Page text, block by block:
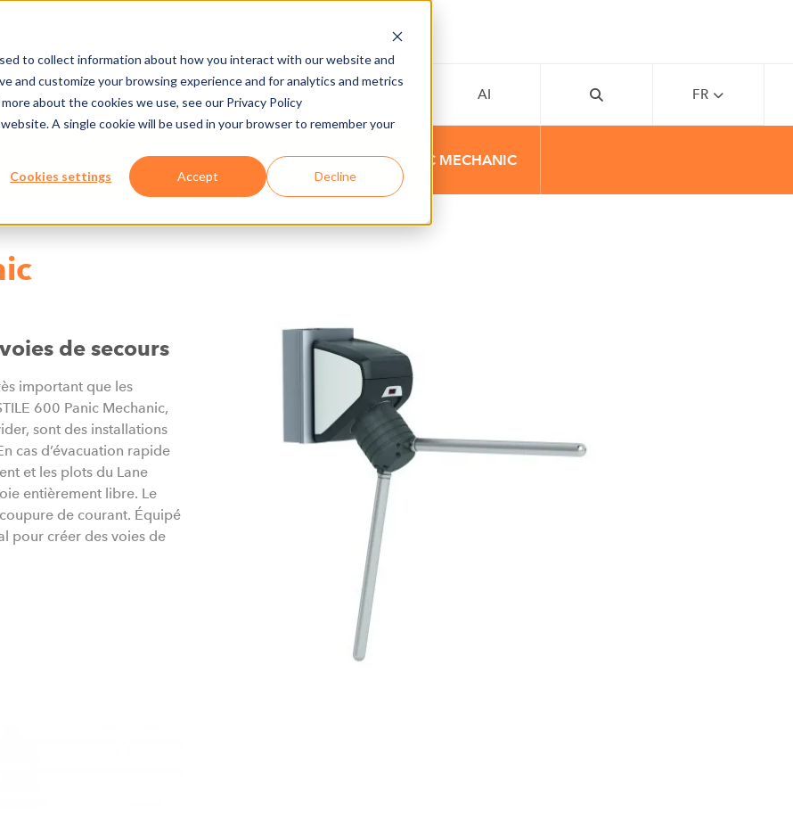
to collect information about how you interact with our website and
and customize your browsing experience and for analytics and metrics
about the cookies we use, see our Privacy Policy
A single cookie will be used in your browser to remember your
Cookies settings Accept Decline
PRESSE & MEDIAS JOBS AI FR
TURNSTILE 600 PANIC MECHANIC
HARDWARE
de secours
important que les
600 Panic Mechanic,
sont des installations
cas d’évacuation rapide
et les plots du Lane
entièrement libre. Le
de courant. Équipé
pour créer des voies de